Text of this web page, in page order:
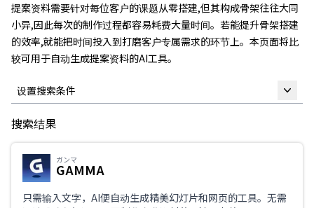
提案资料需要针对每位客户的课题从零搭建,但其构成骨架往往大同
小异,因此每次的制作过程都容易耗费大量时间。若能提升骨架搭建
的效率,就能把时间投入到打磨客户专属需求的环节上。本页面将比
较可用于自动生成提案资料的AI工具。
设置搜索条件
自由关键词
仅限支持日语
搜索结果
ガンマ
GAMMA
只需输入文字，AI便自动生成精美幻灯片和网页的工具。无需